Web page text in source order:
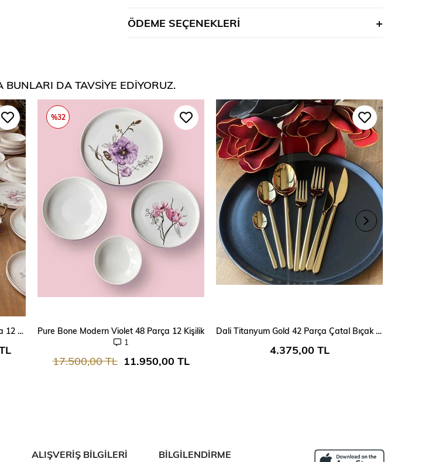
ÖDEME SEÇENEKLERI
DA TAVSIYE EDIYORUZ.
Yemek Takımı Modern Violet 57 Parça 12 Kişilik
SEPETE EKLE
Pure Bone Modern Violet 48 Parça 12 Kişilik
1
11.950,00 TL
17.500,00 TL
%32
SEPETE EKLE
Dali Titanyum Gold 42 Parça Çatal Bıçak Kaşık Takımı ÇKB
4.375,00 TL
ALIŞVERİŞ BİLGİLERİ BİLGİLENDİRME